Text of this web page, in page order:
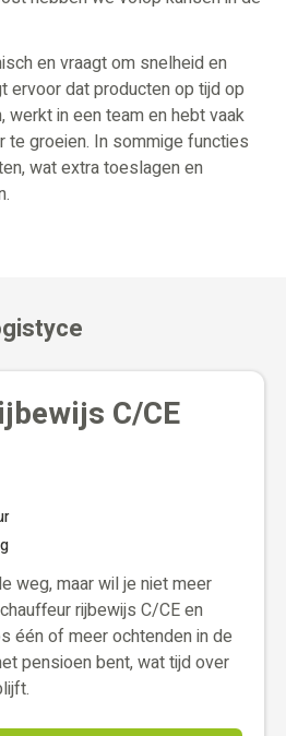
en vraagt om snelheid en
ervoor dat producten op tijd op
werkt in een team en hebt vaak
te groeien. In sommige functies
wat extra toeslagen en
C/CE
weg, maar wil je niet meer
rijbewijs C/CE en
één of meer ochtenden in de
pensioen bent, wat tijd over